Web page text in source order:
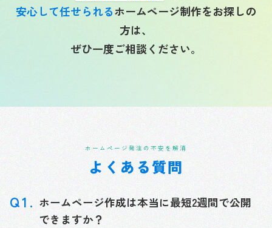
安心して任せられるホームページ制作をお探しの
方は、
ぜひ一度ご相談ください。
ホームページ発注の不安を解消
よくある質問
ホームページ作成は本当に最短2週間で公開
できますか？